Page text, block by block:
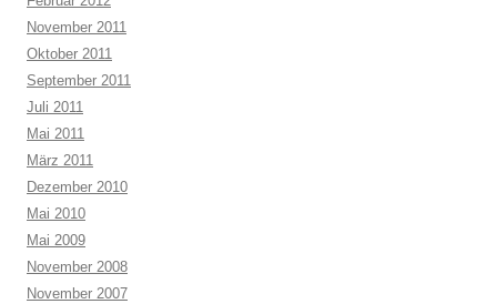
November 2011
Oktober 2011
September 2011
Juli 2011
Mai 2011
März 2011
Dezember 2010
Mai 2010
Mai 2009
November 2008
November 2007